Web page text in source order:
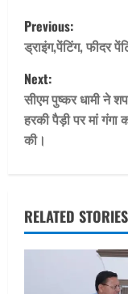
P
o
s
t
n
v
i
Previous:
ड्राइंग,पेंटिंग, फीदर
Next:
सीएम पुष्कर धामी ने
हरकी पैड़ी पर मां
की।
RELATED STORIES